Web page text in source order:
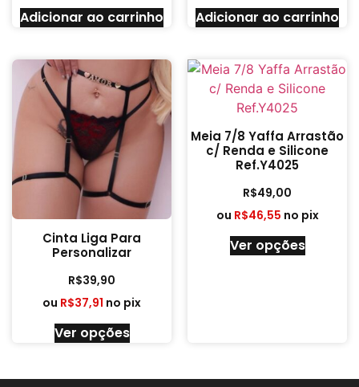
Adicionar ao carrinho Adicionar ao carrinho
Cinta Liga Para
Personalizar
R$39,90
ou R$37,91 no pix
Ver opções
Meia 7/8 Yaffa Arrastão
c/ Renda e Silicone
Ref.Y4025
R$49,00
ou R$46,55 no pix
Ver opções